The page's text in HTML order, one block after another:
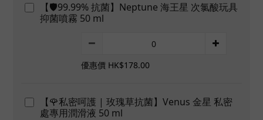
【🛡️99.99% 抗菌】Neptune 海王星 次氯酸玩具
抑菌噴霧 50 ml
優惠價 HK$178.00
【🌹私密呵護 | 玫瑰草抗菌】Venus 金星 私密
處專用潤滑液 50 ml